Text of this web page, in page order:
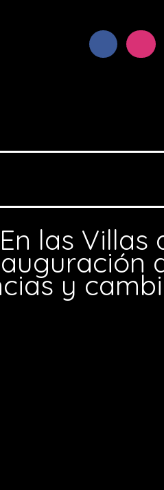
En las Villas
y